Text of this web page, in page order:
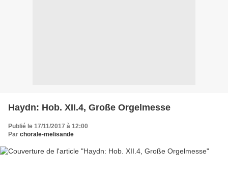
Haydn: Hob. XII.4, Große Orgelmesse
Publié le 17/11/2017 à 12:00
Par chorale-melisande